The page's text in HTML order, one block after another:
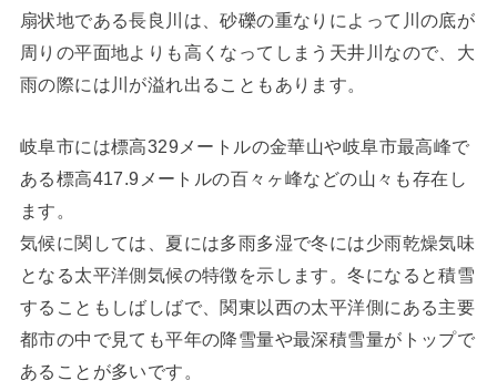
扇状地である長良川は、砂礫の重なりによって川の底が
周りの平面地よりも高くなってしまう天井川なので、大
雨の際には川が溢れ出ることもあります。
岐阜市には標高329メートルの金華山や岐阜市最高峰で
ある標高417.9メートルの百々ヶ峰などの山々も存在し
ます。
気候に関しては、夏には多雨多湿で冬には少雨乾燥気味
となる太平洋側気候の特徴を示します。冬になると積雪
することもしばしばで、関東以西の太平洋側にある主要
都市の中で見ても平年の降雪量や最深積雪量がトップで
あることが多いです。